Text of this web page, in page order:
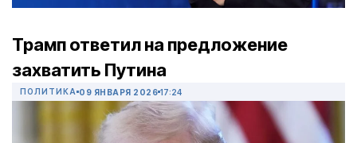
Трамп ответил на предложение
захватить Путина
ПОЛИТИКА 09 ЯНВАРЯ 2026 17:24